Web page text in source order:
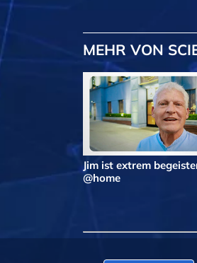
MEHR VON
Jim ist extrem
@home